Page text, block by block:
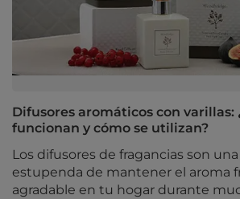
Difusores aromáticos con varillas:
funcionan y cómo se utilizan?
Los difusores de fragancias son
estupenda de mantener el aroma
agradable en tu hogar durante